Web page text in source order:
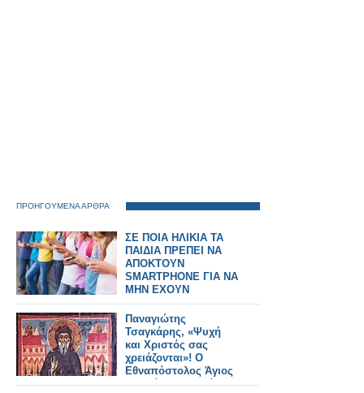
ΠΡΟΗΓΟΥΜΕΝΑ ΑΡΘΡΑ
ΣΕ ΠΟΙΑ ΗΛΙΚΙΑ ΤΑ
ΠΑΙΔΙΑ ΠΡΕΠΕΙ ΝΑ
ΑΠΟΚΤΟΥΝ
SMARTPHONE ΓΙΑ ΝΑ
ΜΗΝ ΕΧΟΥΝ
ΠΡΟΒΛΗΜΑΤΑ
ΨΥΧΙΚΗΣ ΥΓΕΙΑΣ
Παναγιώτης
Τσαγκάρης, «Ψυχή
και Χριστός σας
χρειάζονται»! Ο
Εθναπόστολος Άγιος
Κοσμάς ο Αιτωλός.